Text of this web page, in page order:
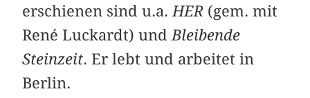
erschienen sind u.a. HER (gem. mit
René Luckardt) und Bleibende
Steinzeit. Er lebt und arbeitet in
Berlin.